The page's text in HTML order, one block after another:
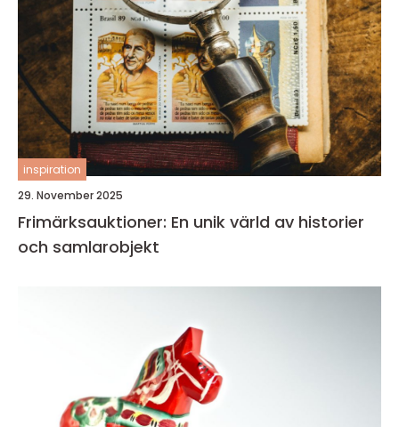
inspiration
29. November 2025
Frimärksauktioner: En unik värld av historier
och samlarobjekt